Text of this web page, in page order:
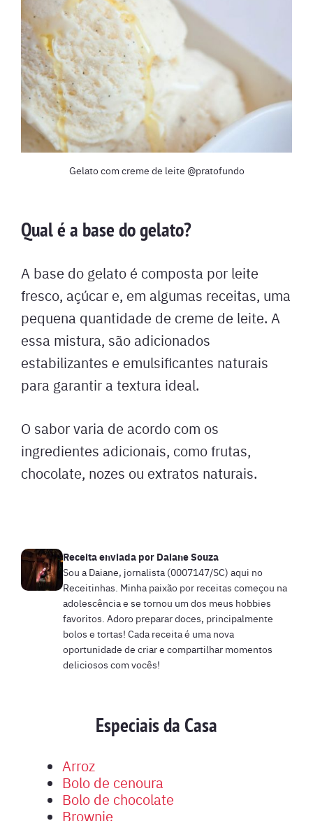
Gelato com creme de leite @pratofundo
Qual é a base do gelato?
A base do gelato é composta por leite
fresco, açúcar e, em algumas receitas, uma
pequena quantidade de creme de leite. A
essa mistura, são adicionados
estabilizantes e emulsificantes naturais
para garantir a textura ideal.
O sabor varia de acordo com os
ingredientes adicionais, como frutas,
chocolate, nozes ou extratos naturais.
Receita enviada por Daiane Souza
Sou a Daiane, jornalista (0007147/SC) aqui no
Receitinhas. Minha paixão por receitas começou na
adolescência e se tornou um dos meus hobbies
favoritos. Adoro preparar doces, principalmente
bolos e tortas! Cada receita é uma nova
oportunidade de criar e compartilhar momentos
deliciosos com vocês!
Especiais da Casa
Arroz
Bolo de cenoura
Bolo de chocolate
Brownie